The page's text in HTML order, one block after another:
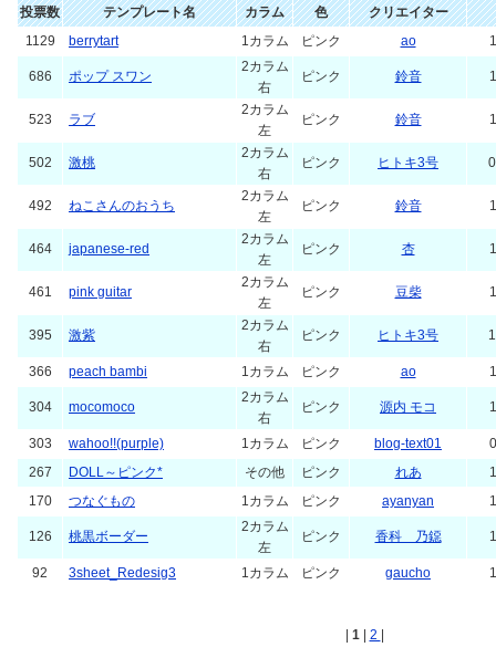
投票数 テンプレート名 カラム 色
クリエイター
1129
berrytart 1カラム ピンク ao
686 ポップ スワン
2カラム
右
ピンク 鈴音
523 ラブ
2カラム
左
ピンク 鈴音
502 激桃
2カラム
右
ピンク ヒトキ3号
492 ねこさんのおうち
2カラム
左
ピンク 鈴音
464 japanese-red
2カラム
左
ピンク 杏
461 pink guitar
2カラム
左
ピンク 豆柴
395 激紫
2カラム
右
ピンク ヒトキ3号
366 peach bambi 1カラム ピンク ao
304 mocomoco
2カラム
右
ピンク 源内 モコ
303 wahoo!!(purple) 1カラム ピンク blog-text01
267
DOLL～ピンク* その他 ピンク れあ
170
つなぐもの 1カラム ピンク ayanyan
126 桃黒ボーダー
2カラム
左
ピンク 香科 乃鐚
92 3sheet_Redesig3 1カラム ピンク gaucho
1 2